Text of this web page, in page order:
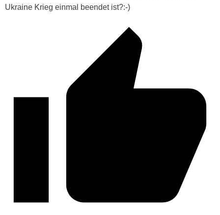
Ukraine Krieg einmal beendet ist?:-)